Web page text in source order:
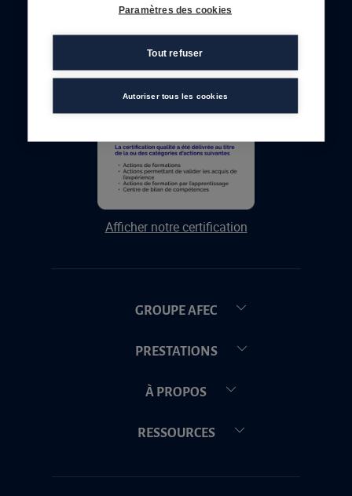
Afficher notre certification
GROUPE AFEC
PRESTATIONS
À PROPOS
RESSOURCES
Paramètres des cookies
Tout refuser
Autoriser tous les cookies